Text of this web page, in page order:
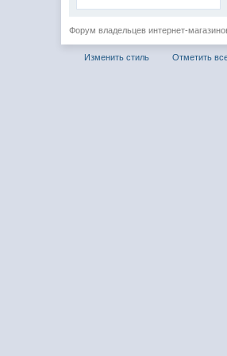
Форум владельцев интернет-
Изменить стиль Отметить